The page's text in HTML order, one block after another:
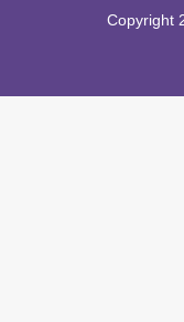
Copyright